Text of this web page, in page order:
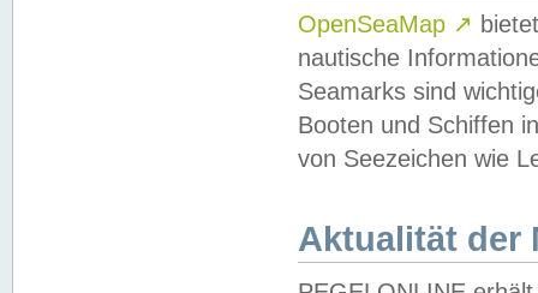
OpenSeaMap ↗
nautische
Seamarks sind
Booten und Schiffen
von Seezeichen wie
Aktualität der